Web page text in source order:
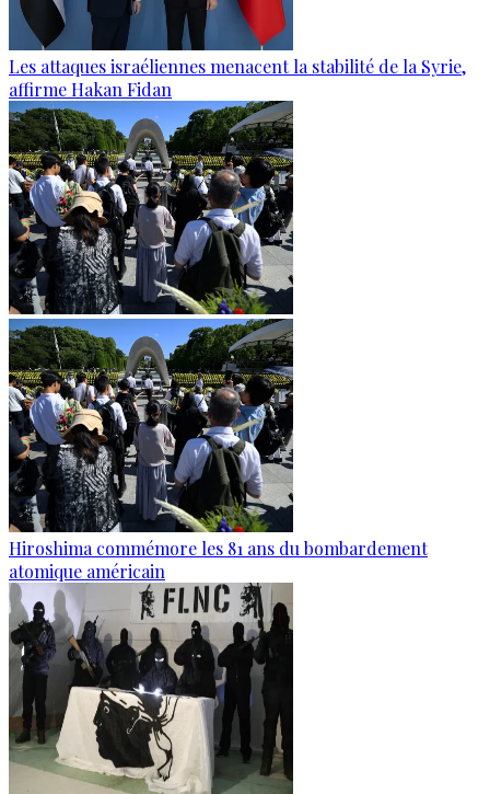
Les attaques israéliennes menacent la stabilité de la Syrie,
affirme Hakan Fidan
Hiroshima commémore les 81 ans du bombardement
atomique américain